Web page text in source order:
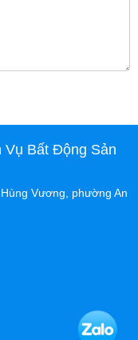
Vụ Bất Động Sản
Vương, phường An